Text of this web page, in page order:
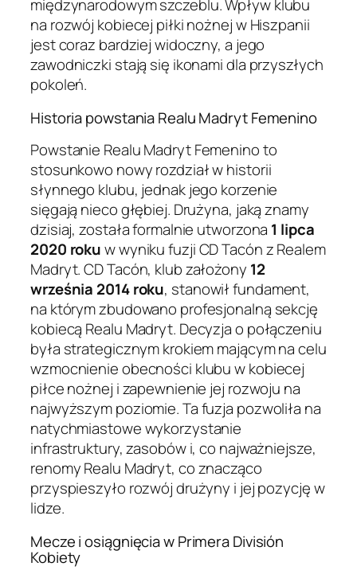
międzynarodowym szczeblu. Wpływ klubu
na rozwój kobiecej piłki nożnej w Hiszpanii
jest coraz bardziej widoczny, a jego
zawodniczki stają się ikonami dla przyszłych
pokoleń.
Historia powstania Realu Madryt Femenino
Powstanie Realu Madryt Femenino to
stosunkowo nowy rozdział w historii
słynnego klubu, jednak jego korzenie
sięgają nieco głębiej. Drużyna, jaką znamy
dzisiaj, została formalnie utworzona 1 lipca
2020 rokuw wyniku fuzji CD Tacón z Realem
Madryt. CD Tacón, klub założony 12
września 2014 roku, stanowił fundament,
na którym zbudowano profesjonalną sekcję
kobiecą Realu Madryt. Decyzja o połączeniu
była strategicznym krokiem mającym na celu
wzmocnienie obecności klubu w kobiecej
piłce nożnej i zapewnienie jej rozwoju na
najwyższym poziomie. Ta fuzja pozwoliła na
natychmiastowe wykorzystanie
infrastruktury, zasobów i, co najważniejsze,
renomy Realu Madryt, co znacząco
przyspieszyło rozwój drużyny i jej pozycję w
lidze.
Mecze i osiągnięcia w Primera División
Kobiety